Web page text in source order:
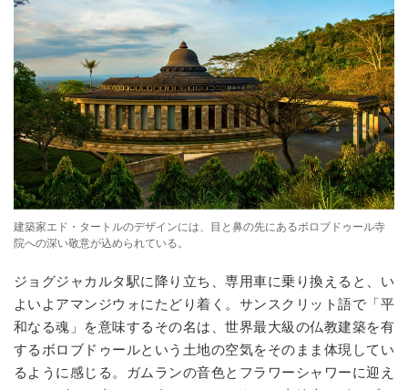
建築家エド・タートルのデザインには、目と鼻の先にあるボロブドゥール寺
院への深い敬意が込められている。
ジョグジャカルタ駅に降り立ち、専用車に乗り換えると、い
よいよアマンジウォにたどり着く。サンスクリット語で「平
和なる魂」を意味するその名は、世界最大級の仏教建築を有
するボロブドゥールという土地の空気をそのまま体現してい
るように感じる。ガムランの音色とフラワーシャワーに迎え